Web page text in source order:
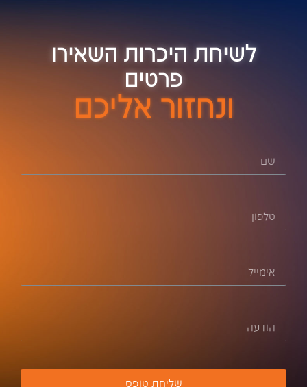
לשיחת היכרות השאירו
פרטים
ונחזור אליכם
שליחת טופס